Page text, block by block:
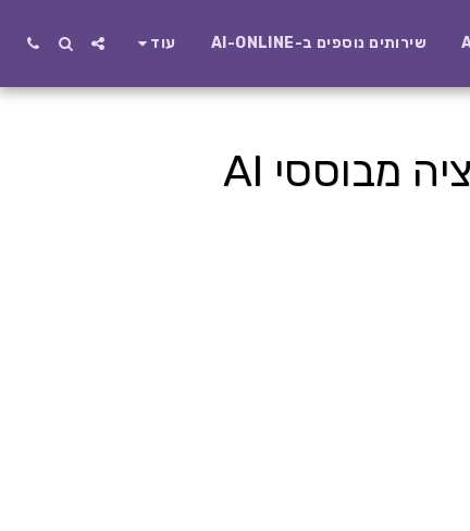
שירותים נוספים ב-AI-ONLINE עוד